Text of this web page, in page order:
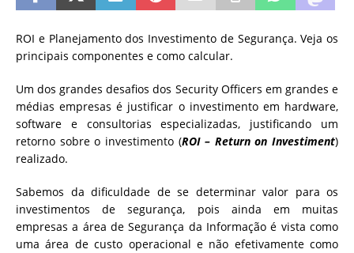
ROI e Planejamento dos Investimento de Segurança. Veja os
principais componentes e como calcular.
Um dos grandes desafios dos Security Officers em grandes e
médias empresas é justificar o investimento em hardware,
software e consultorias especializadas, justificando um
retorno sobre o investimento (ROI – Return on Investiment)
realizado.
Sabemos da dificuldade de se determinar valor para os
investimentos de segurança, pois ainda em muitas
empresas a área de Segurança da Informação é vista como
uma área de custo operacional e não efetivamente como